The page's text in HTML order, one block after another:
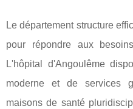
Le département structure
pour répondre aux
L'hôpital d'Angoulême
moderne et de services
maisons de santé